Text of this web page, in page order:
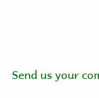
Send us your